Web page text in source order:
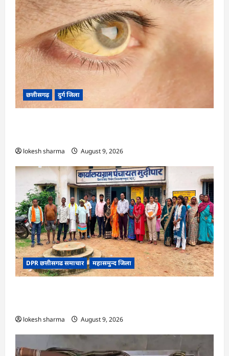
छत्तीसगढ़ दुर्ग जिला
lokesh sharma August 9, 2026
DPR छत्तीसगढ समाचार महासमुन्द जिला
lokesh sharma August 9, 2026